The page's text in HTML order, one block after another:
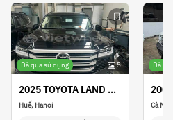
Đã qua sử dụng 5
2025 TOYOTA LAND CRUISER
Huế, Hanoi
Đã
Cà